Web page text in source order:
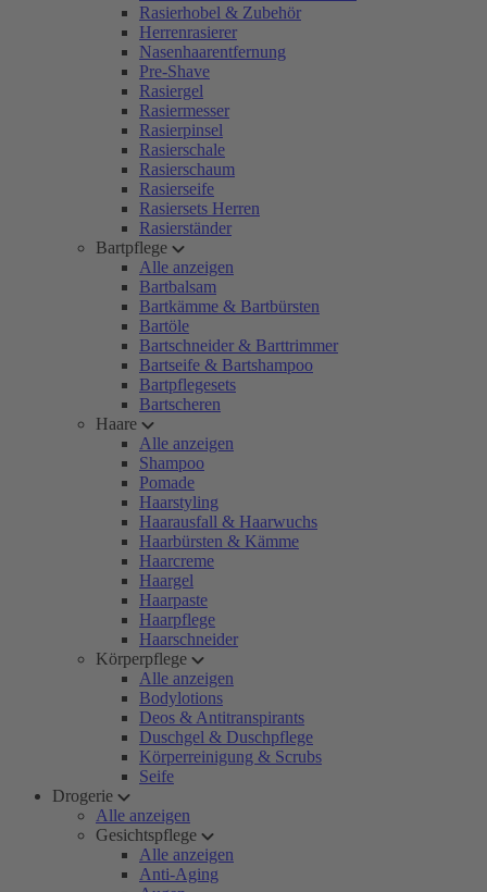
Rasierhobel & Zubehör
Herrenrasierer
Nasenhaarentfernung
Pre-Shave
Rasiergel
Rasiermesser
Rasierpinsel
Rasierschale
Rasierschaum
Rasierseife
Rasiersets Herren
Rasierständer
Bartpflege
Alle anzeigen
Bartbalsam
Bartkämme & Bartbürsten
Bartöle
Bartschneider & Barttrimmer
Bartseife & Bartshampoo
Bartpflegesets
Bartscheren
Haare
Alle anzeigen
Shampoo
Pomade
Haarstyling
Haarausfall & Haarwuchs
Haarbürsten & Kämme
Haarcreme
Haargel
Haarpaste
Haarpflege
Haarschneider
Körperpflege
Alle anzeigen
Bodylotions
Deos & Antitranspirants
Duschgel & Duschpflege
Körperreinigung & Scrubs
Seife
Drogerie
Alle anzeigen
Gesichtspflege
Alle anzeigen
Anti-Aging